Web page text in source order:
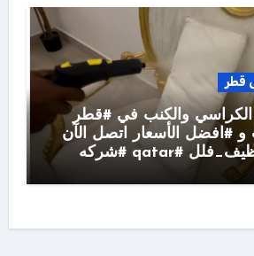
قطر
الكراسي والكنب في #قطر
و #افضل الأسعار اتصل الآن